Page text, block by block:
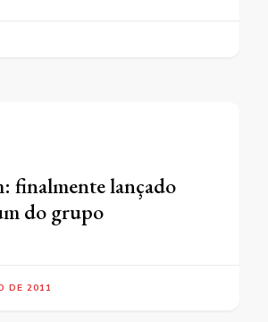
finalmente lançado
do grupo
DE 2011